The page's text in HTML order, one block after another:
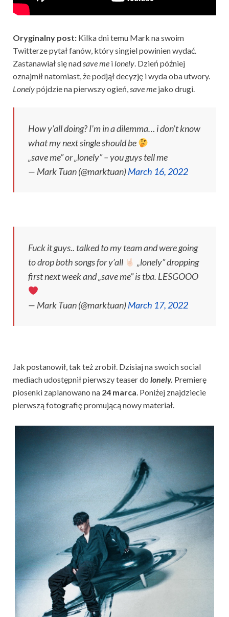
Oryginalny post: Kilka dni temu Mark na swoim
Twitterze pytał fanów, który singiel powinien wydać.
Zastanawiał się nadsave me i lonely. Dzień później
oznajmił natomiast, że podjął decyzję i wyda oba utwory.
Lonelypójdzie na pierwszy ogień,save me jako drugi.
How y’all doing? I’m in a dilemma… i don’t know
what my next single should be
„save me” or „lonely” – you guys tell me
— Mark Tuan (@marktuan)March 16, 2022
Fuck it guys.. talked to my team and were going
to drop both songs for y’all
„lonely” dropping
first next week and „save me” is tba. LESGOOO
— Mark Tuan (@marktuan)March 17, 2022
Jak postanowił, tak też zrobił. Dzisiaj na swoich social
mediach udostępnił pierwszy teaser do lonely. Premierę
piosenki zaplanowano na 24 marca. Poniżej znajdziecie
pierwszą fotografię promującą nowy materiał.